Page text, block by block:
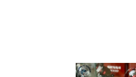
- Ngọn cần
- 2 khoen